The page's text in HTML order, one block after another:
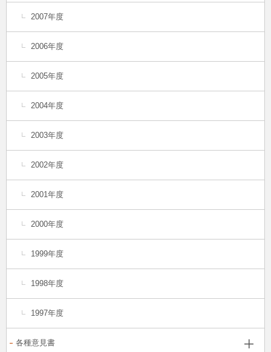
2007年度
2006年度
2005年度
2004年度
2003年度
2002年度
2001年度
2000年度
1999年度
1998年度
1997年度
各種意見書